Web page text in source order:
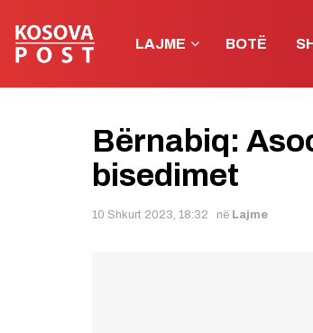
LAJME BOTË
Bërnabiq:
bisedimet
10 Shkurt 2023, 18:32 në Lajme